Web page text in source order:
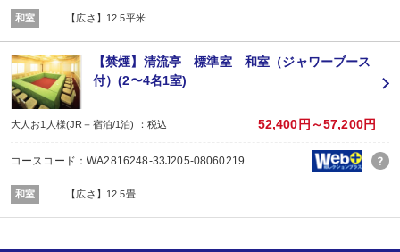
※１２／３１～１／２の期間はお正月料理となります。
■朝食
場所:
宴会場（７Ｆりんどう）
内容:
和食中心のビュッフェ
※１２／３１～１／２の期間はお正月料理となります。
和室 【広さ】12.5平米
【禁煙】清流亭 標準室 和室（ジャワーブース
付）(2〜4名1室)
大人お1人様(JR＋宿泊/1泊) ：税込 52,400円～57,200円
コースコード：WA2816248-33J205-08060219
和室 【広さ】12.5畳